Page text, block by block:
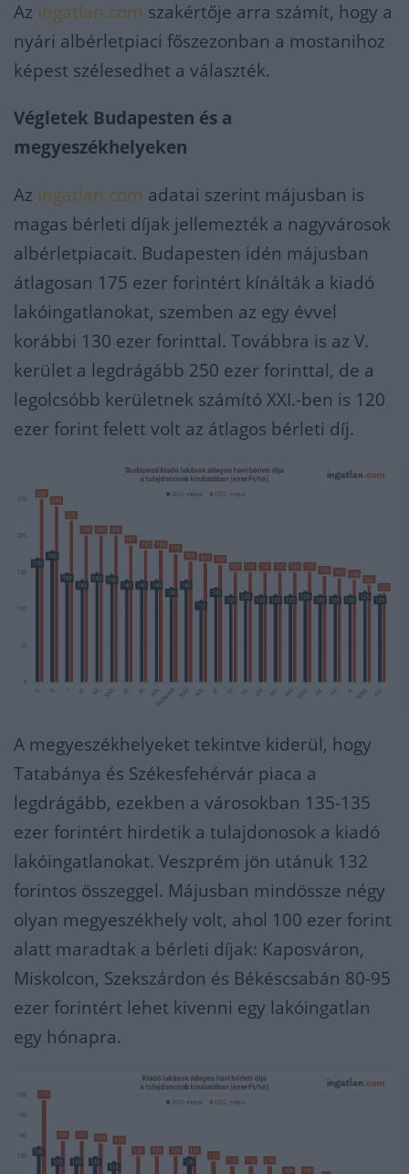
Az ingatlan.com szakértője arra számít, hogy a
nyári albérletpiaci főszezonban a mostanihoz
képest szélesedhet a választék.
Végletek Budapesten és a
megyeszékhelyeken
Az ingatlan.com adatai szerint májusban is
magas bérleti díjak jellemezték a nagyvárosok
albérletpiacait. Budapesten idén májusban
átlagosan 175 ezer forintért kínálták a kiadó
lakóingatlanokat, szemben az egy évvel
korábbi 130 ezer forinttal. Továbbra is az V.
kerület a legdrágább 250 ezer forinttal, de a
legolcsóbb kerületnek számító XXI.-ben is 120
ezer forint felett volt az átlagos bérleti díj.
A megyeszékhelyeket tekintve kiderül, hogy
Tatabánya és Székesfehérvár piaca a
legdrágább, ezekben a városokban 135-135
ezer forintért hirdetik a tulajdonosok a kiadó
lakóingatlanokat. Veszprém jön utánuk 132
forintos összeggel. Májusban mindössze négy
olyan megyeszékhely volt, ahol 100 ezer forint
alatt maradtak a bérleti díjak: Kaposváron,
Miskolcon, Szekszárdon és Békéscsabán 80-95
ezer forintért lehet kivenni egy lakóingatlan
egy hónapra.